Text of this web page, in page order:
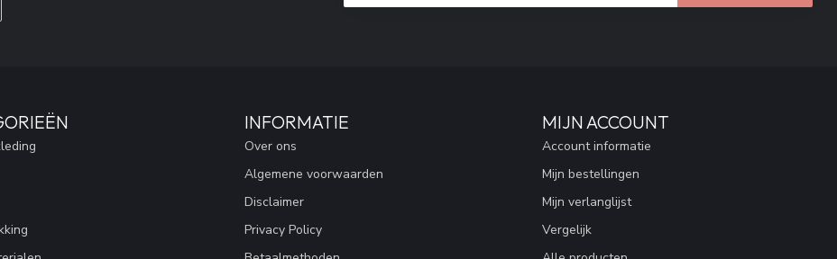
INFORMATIE
Over ons
Algemene voorwaarden
Disclaimer
Privacy Policy
MIJN ACCOUNT
Account informatie
Mijn bestellingen
Mijn verlanglijst
Vergelijk